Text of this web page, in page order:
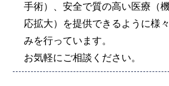
手術）、安全で質の高い医療（
応拡大）を提供できるように様
みを行っています。
お気軽にご相談ください。